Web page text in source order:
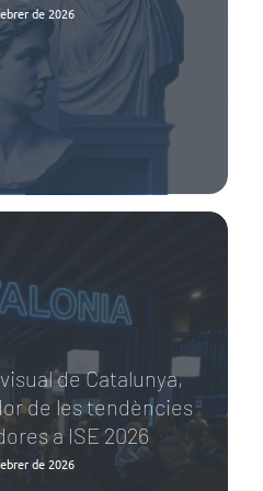
de 2026
de Catalunya,
de les tendències
a ISE 2026
de 2026